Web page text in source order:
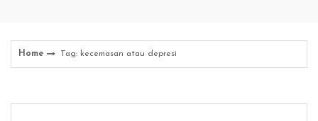
Home Tag: kecemasan atau depresi